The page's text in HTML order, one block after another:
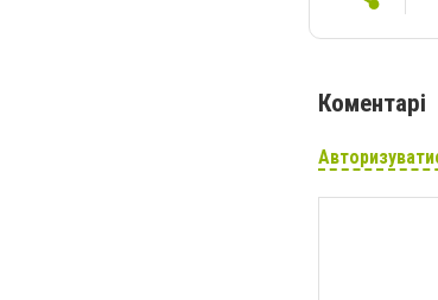
Коментарі